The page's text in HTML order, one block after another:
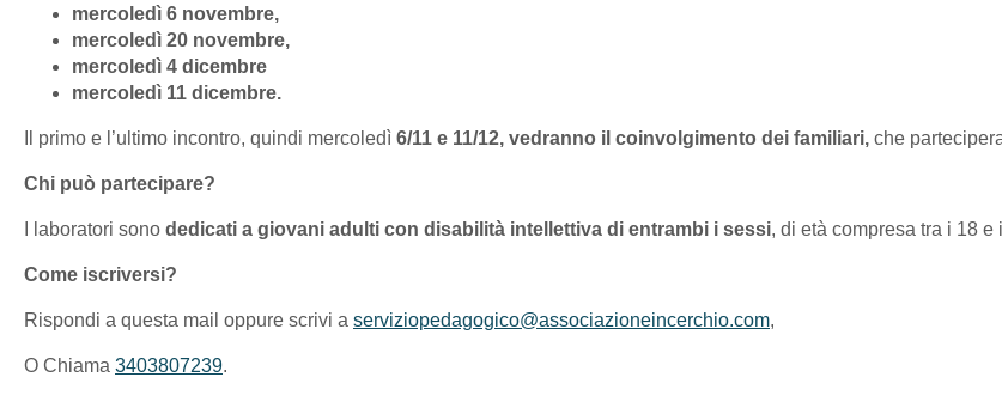
mercoledì 6 novembre,
mercoledì 20 novembre,
mercoledì 4 dicembre
mercoledì 11 dicembre.
Il primo e l’ultimo incontro, quindi mercoledì 6/11 e 11/12, vedranno il coinvolgimento dei familiari, che
Chi può partecipare?
I laboratori sono dedicati a giovani adulti con disabilità intellettiva di entrambi i sessi, di età compresa tra i 18 e
Come iscriversi?
Rispondi a questa mail oppure scrivi a serviziopedagogico@associazioneincerchio.com,
O Chiama 3403807239.